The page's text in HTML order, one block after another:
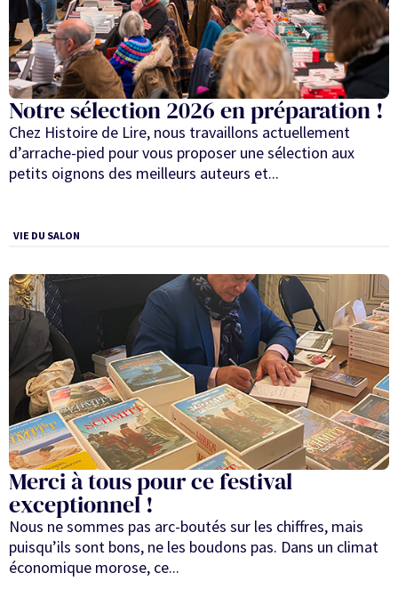
Notre sélection 2026 en préparation !
Chez Histoire de Lire, nous travaillons actuellement
d’arrache-pied pour vous proposer une sélection aux
petits oignons des meilleurs auteurs et...
VIE DU SALON
Merci à tous pour ce festival
exceptionnel !
Nous ne sommes pas arc-boutés sur les chiffres, mais
puisqu’ils sont bons, ne les boudons pas. Dans un climat
économique morose, ce...